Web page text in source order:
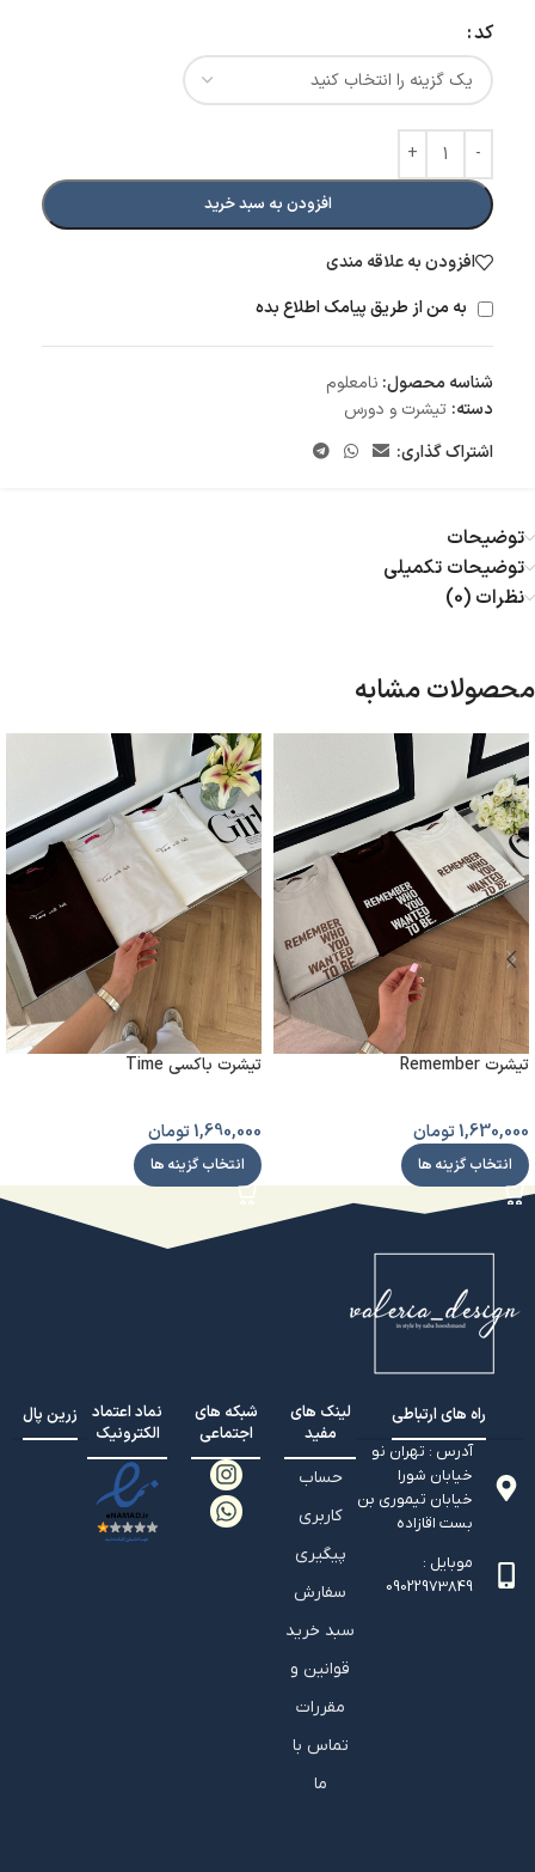
کد
افزودن به سبد خرید
افزودن به علاقه مندی
به من از طریق پیامک اطلاع بده
شناسه محصول: نامعلوم
دسته: تیشرت و دورس
اشتراک گذاری:
توضیحات
توضیحات تکمیلی
نظرات (0)
محصولات مشابه
تیشرت Remember
1,630,000تومان
انتخاب گزینه ها
تیشرت باکسی Time
1,690,000تومان
انتخاب گزینه ها
راه های ارتباطی
آدرس : تهران نو
خیابان شورا
خیابان تيموري بن
بست اقازاده
موبایل :
09022973849
لینک های
مفید
حساب
کاربری
پیگیری
سفارش
سبد خرید
قوانین و
مقررات
تماس با
ما
شبکه های
اجتماعی
نماد اعتماد
الکترونیک
زرین پال